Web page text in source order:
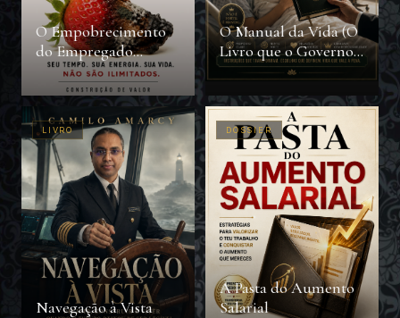
O Empobrecimento
do Empregado
Intoxicado
O Manual da Vida (O
Livro que o Governo
não Quer Que Você
Leia)
LIVRO
Navegação à Vista
DOSSIER
A Pasta do Aumento
Salarial